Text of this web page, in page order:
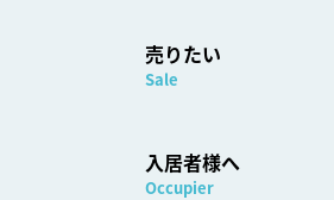
売りたい
Sale
入居者様へ
Occupier